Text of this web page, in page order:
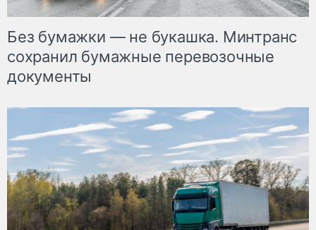
Без бумажки — не букашка. Минтранс
сохранил бумажные перевозочные
документы